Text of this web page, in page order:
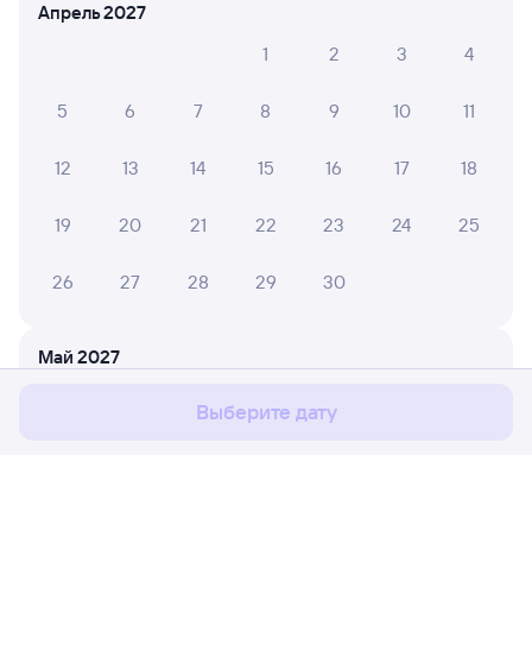
Апрель 2027
1
2 3 4
5 6 7 8 9 10 11
12 13 14 15 16 17 18
19 20 21 22 23 24 25
26 27 28 29 30
Май 2027
Выберите дату